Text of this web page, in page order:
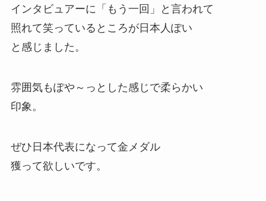
インタビュアーに「もう一回」と言われて
照れて笑っているところが日本人ぽい
と感じました。
雰囲気もぽや～っとした感じで柔らかい
印象。
ぜひ日本代表になって金メダル
獲って欲しいです。